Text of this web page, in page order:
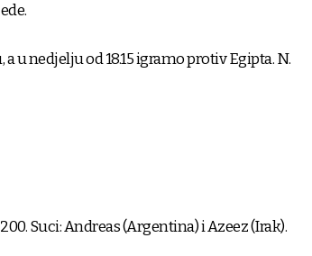
u nedjelju od 18.15 igramo protiv Egipta. N.
Suci: Andreas (Argentina) i Azeez (Irak).